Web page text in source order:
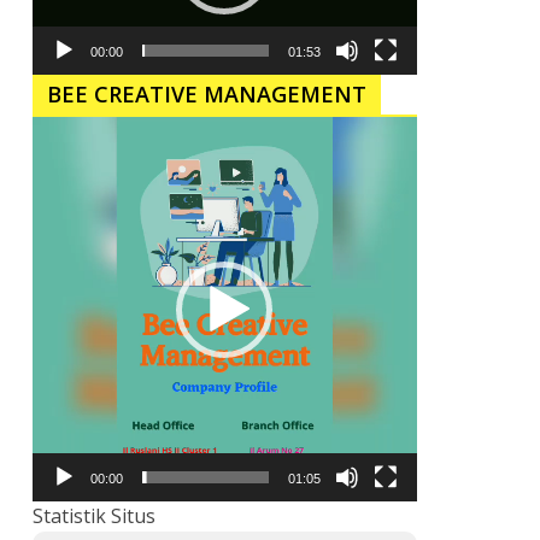
00:00 01:53
BEE CREATIVE MANAGEMENT
00:00 01:05
Statistik Situs